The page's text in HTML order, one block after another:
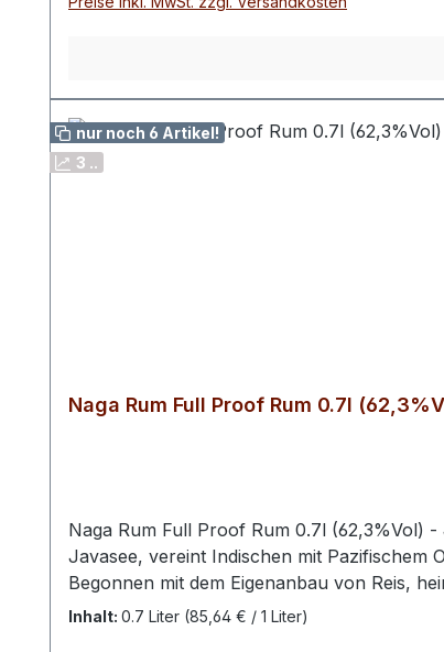
nur noch 6 Artikel!
3 ..
Naga Rum Full Proof Rum 0.7l
Naga Rum Full Proof Rum 0.7l (62,3%Vol)
Javasee, vereint Indischen mit Pazifischem
Begonnen mit dem Eigenanbau von Reis,
Zutaten zur Destillation verwendet. In
Inhalt: 0.7 Liter (85,64 € / 1 Liter)